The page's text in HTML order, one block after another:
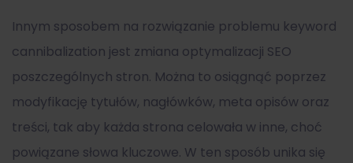
Innym sposobem na rozwiązanie problemu keyword
cannibalization jest zmiana optymalizacji SEO
poszczególnych stron. Można to osiągnąć poprzez
modyfikację tytułów, nagłówków, meta opisów oraz
treści, tak aby każda strona celowała w inne, choć
powiązane słowa kluczowe. W ten sposób unika się